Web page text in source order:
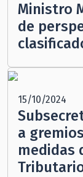
Ministro
de
15/10/2024
a
medidas